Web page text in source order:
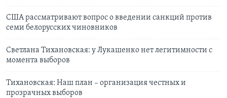
США рассматривают вопрос о введении санкций против
семи белорусских чиновников
Светлана Тихановская: у Лукашенко нет легитимности с
момента выборов
Тихановская: Наш план – организация честных и
прозрачных выборов